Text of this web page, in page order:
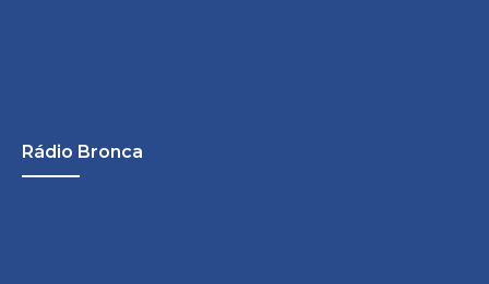
Rádio Bronca